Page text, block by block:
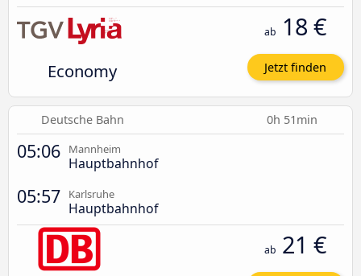
Economy
ab 18 €
Jetzt finden
Deutsche Bahn 0h 51min
05:06 Mannheim
Hauptbahnhof
05:57 Karlsruhe
Hauptbahnhof
ab 21 €